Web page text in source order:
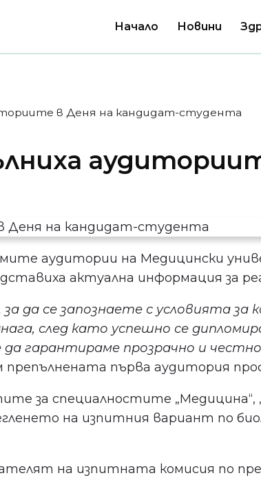
Начало Новини
в Деня на кандидат-студента
аудитории на Медицински
актуална информация за
за да се запознаете с
след като успешно се
гарантираме прозрачно и
препълнената първа аудитория
за специалностите
на изпитния вариант по
на изпитната комисия по